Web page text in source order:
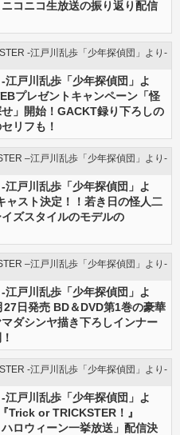
コニコ生放送の振り返り配信
-江戸川乱歩「少年探偵団」より-
-江戸川乱歩「少年探偵団」よ
プレゼントキャンペーン「怪
」開始！GACKT録り下ろしの
リフも！
–江戸川乱歩「少年探偵団」より-
-江戸川乱歩「少年探偵団」よ
ャスト決定！！若き日の怪人二
ズスタイルのモデルの
–江戸川乱歩「少年探偵団」より-
-江戸川乱歩「少年探偵団」よ
27日発売 BD＆DVD第1巻の豪華
ダシンヤ描き下ろしインナー
-江戸川乱歩「少年探偵団」より-
-江戸川乱歩「少年探偵団」よ
Trick or TRICKSTER！』
ハロウィーン一挙放送」配信決